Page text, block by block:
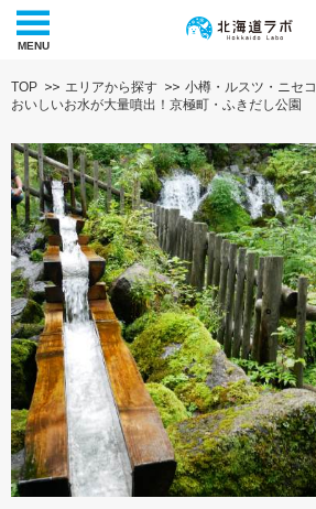
MENU
TOP エリアから探す
小樽・ルスツ・ニセコ
おいしいお水が大量噴出！京極町・ふきだし公園